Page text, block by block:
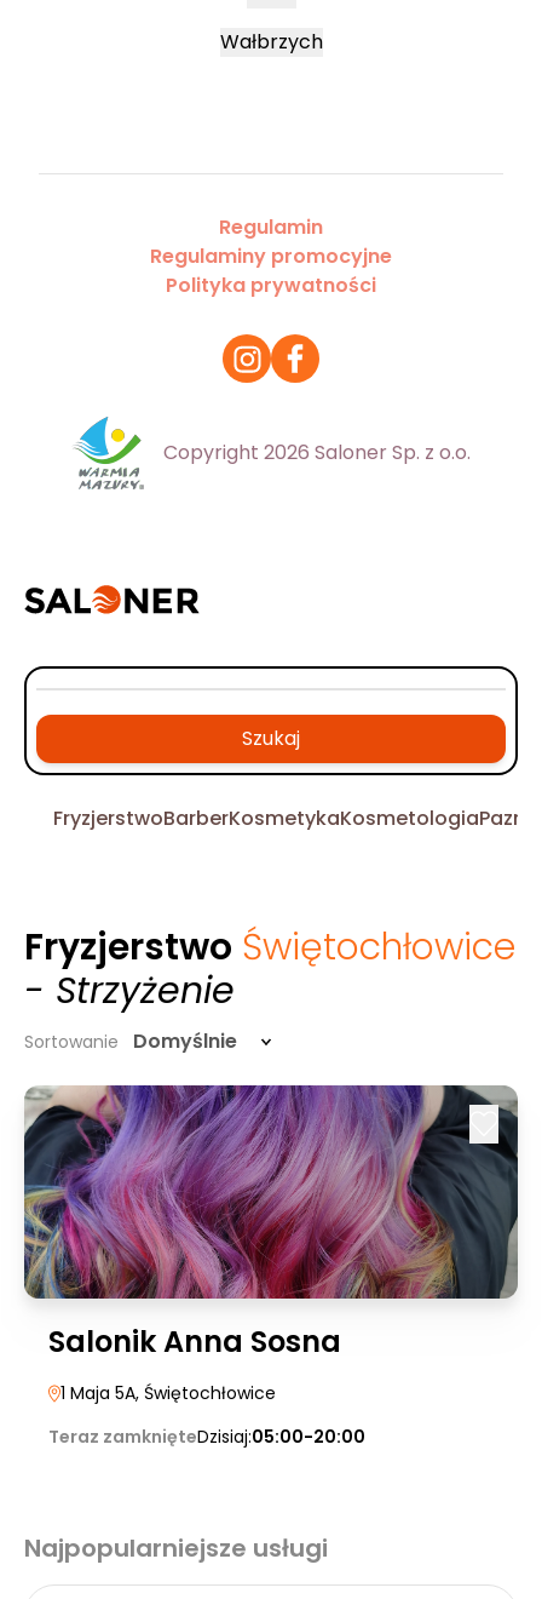
Wałbrzych
Regulamin
Regulaminy promocyjne
Polityka prywatności
Copyright 2026 Saloner Sp. z o.o.
Szukaj
FryzjerstwoBarberKosmetykaKosmetologia
Fryzjerstwo Świętochłowice
- Strzyżenie
Sortowanie Domyślnie
Salonik Anna Sosna
1 Maja 5A, Świętochłowice
Teraz zamknięteDzisiaj:05:00-20:00
Najpopularniejsze usługi